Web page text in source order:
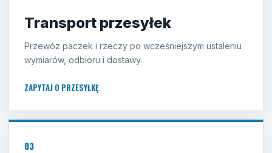
Transport przesyłek
Przewóz paczek i rzeczy po wcześniejszym ustaleniu
wymiarów, odbioru i dostawy.
ZAPYTAJ O PRZESYŁKĘ
03